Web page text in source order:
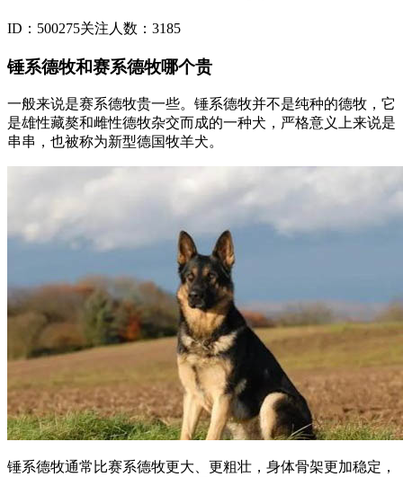
ID：500275关注人数：3185
锤系德牧和赛系德牧哪个贵
一般来说是赛系德牧贵一些。锤系德牧并不是纯种的德牧，它
是雄性藏獒和雌性德牧杂交而成的一种犬，严格意义上来说是
串串，也被称为新型德国牧羊犬。
锤系德牧通常比赛系德牧更大、更粗壮，身体骨架更加稳定，